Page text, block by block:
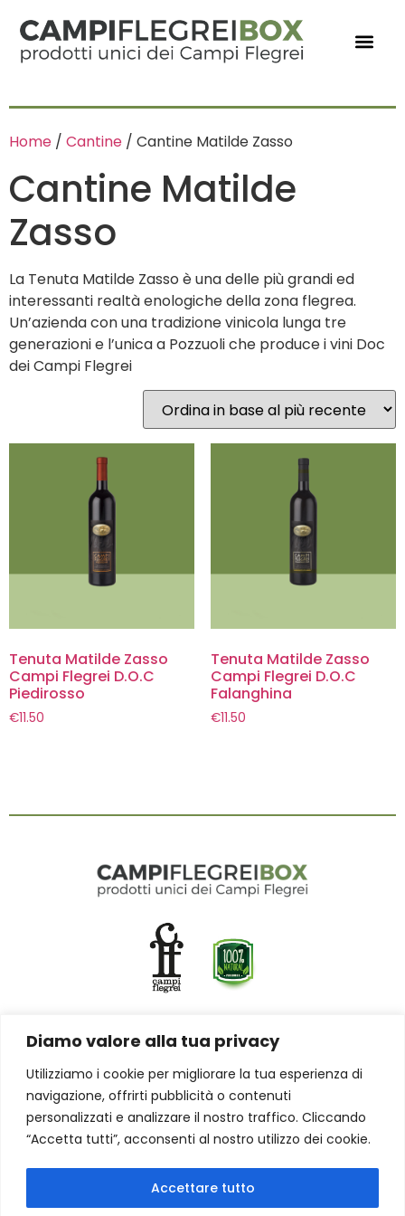
Diamo valore alla tua privacy
Utilizziamo i cookie per migliorare la tua esperienza di
navigazione, offrirti pubblicità o contenuti
personalizzati e analizzare il nostro traffico. Cliccando
“Accetta tutti”, acconsenti al nostro utilizzo dei cookie.
Accettare tutto
Home / Cantine / Cantine Matilde Zasso
Cantine Matilde
Zasso
La Tenuta Matilde Zasso è una delle più grandi ed
interessanti realtà enologiche della zona flegrea.
Un’azienda con una tradizione vinicola lunga tre
generazioni e l’unica a Pozzuoli che produce i vini Doc
dei Campi Flegrei
Tenuta Matilde Zasso
Campi Flegrei D.O.C
Piedirosso
€11.50
Tenuta Matilde Zasso
Campi Flegrei D.O.C
Falanghina
€11.50
CONTATTACI
Via Cosenza 9
80078 Pozzuoli NA (NA)
Uff.+39 081 17617738